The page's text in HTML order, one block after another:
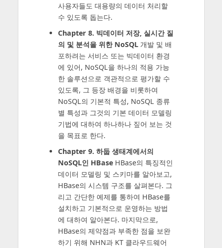
사용자들도 대용량의 데이터 처리할
수 있도록 돕는다.
Chapter 8. 빅데이터 저장, 실시간 질
의 및 분석을 위한 NoSQL 개발 및 배
포하려는 서비스 또는 빅데이터 환경
에 있어, NoSQL을 하나의 적용 가능
한 솔루션으로 객관적으로 평가할 수
있도록, 그 등장 배경을 비롯하여
NoSQL의 기본적 특성, NoSQL 종류
별 특성과 그것의 기본 데이터 모델링
기법에 대하여 하나하나 짚어 보는 것
을 목표로 한다.
Chapter 9. 하둡 생태계에서의
NoSQL인 HBaseHBase의 특징적인
데이터 모델링 및 스키마를 알아보고,
HBase의 시스템 구조를 살펴본다. 그
리고 간단한 예제를 통하여 HBase를
설치하고 기본적으로 운영하는 방법
에 대하여 알아본다. 마지막으로,
HBase의 제약점과 부족한 점을 보완
하기 위해 NHN과 KT 클라우드웨어